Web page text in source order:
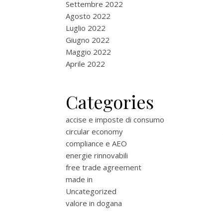
Settembre 2022
Agosto 2022
Luglio 2022
Giugno 2022
Maggio 2022
Aprile 2022
Categories
accise e imposte di consumo
circular economy
compliance e AEO
energie rinnovabili
free trade agreement
made in
Uncategorized
valore in dogana